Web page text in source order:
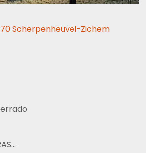
Scherpenheuvel-Zichem